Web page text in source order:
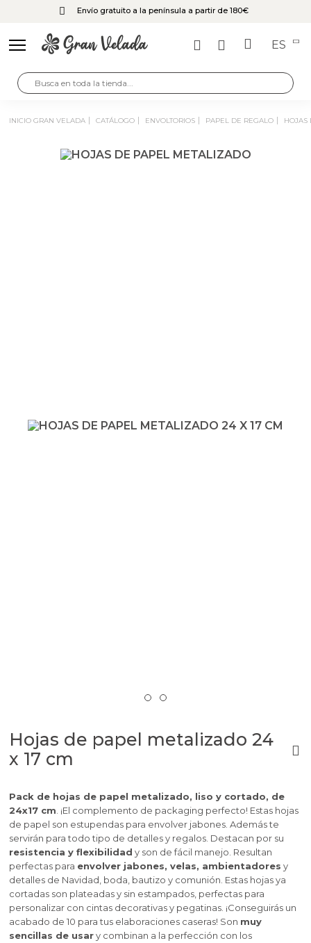
Envío gratuito a la península a partir de 180€
ES
INICIO GRAN VELADA CATÁLOGO ENVOLTORIOS PAPEL DE REGALO
Hojas de papel metalizado 24
x 17 cm
Pack de hojas de papel metalizado, liso y cortado, de
24x17 cm . ¡El complemento de packaging perfecto! Estas hojas
de papel son estupendas para envolver jabones. Además te
servirán para todo tipo de detalles y regalos. Destacan por su
resistencia y flexibilidad y son de fácil manejo. Resultan
perfectas para envolver jabones, velas, ambientadores y
detalles de Navidad, boda, bautizo y comunión. Estas hojas ya
cortadas son plateadas y sin estampados, perfectas para
personalizar con cintas decorativas y pegatinas. ¡Conseguirás un
acabado de 10 para tus elaboraciones caseras! Son muy
sencillas de usary combinan a la perfección con los